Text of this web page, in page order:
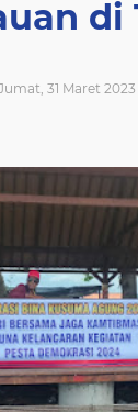
di
31 Maret 2023